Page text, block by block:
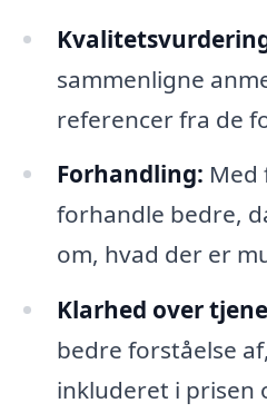
sammenligne
referencer fra de
Forhandling: Med
forhandle bedre,
om, hvad der er
Klarhed over
bedre forståelse
inkluderet i prisen